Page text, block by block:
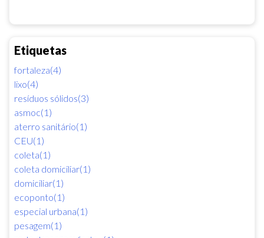
Etiquetas
fortaleza(4)
lixo(4)
resíduos sólidos(3)
asmoc(1)
aterro sanitário(1)
CEU(1)
coleta(1)
coleta domiciliar(1)
domiciliar(1)
ecoponto(1)
especial urbana(1)
pesagem(1)